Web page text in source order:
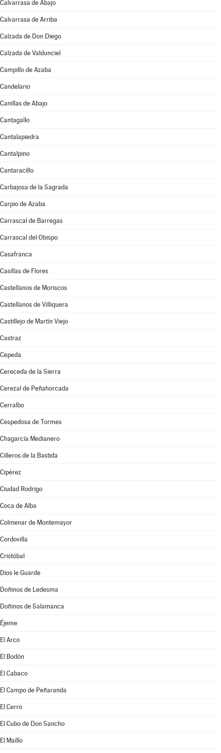
Calvarrasa de Abajo
Calvarrasa de Arriba
Calzada de Don Diego
Calzada de Valdunciel
Campillo de Azaba
Candelario
Canillas de Abajo
Cantagallo
Cantalapiedra
Cantalpino
Cantaracillo
Carbajosa de la Sagrada
Carpio de Azaba
Carrascal de Barregas
Carrascal del Obispo
Casafranca
Casillas de Flores
Castellanos de Moriscos
Castellanos de Villiquera
Castillejo de Martín Viejo
Castraz
Cepeda
Cereceda de la Sierra
Cerezal de Peñahorcada
Cerralbo
Cespedosa de Tormes
Chagarcía Medianero
Cilleros de la Bastida
Cipérez
Ciudad Rodrigo
Coca de Alba
Colmenar de Montemayor
Cordovilla
Cristóbal
Dios le Guarde
Doñinos de Ledesma
Doñinos de Salamanca
Éjeme
El Arco
El Bodón
El Cabaco
El Campo de Peñaranda
El Cerro
El Cubo de Don Sancho
El Maíllo